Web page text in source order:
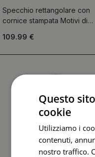
Specchio rettangolare con
cornice stampata Motivi di
109.99 €
Questo
cookie
Utilizziamo i
contenuti,
nostro traffico.